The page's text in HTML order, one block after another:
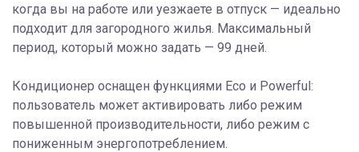
когда вы на работе или уезжаете в отпуск — идеально
подходит для загородного жилья. Максимальный
период, который можно задать — 99 дней.
Кондиционер оснащен функциями Eco и Powerful:
пользователь может активировать либо режим
повышенной производительности, либо режим с
пониженным энергопотреблением.